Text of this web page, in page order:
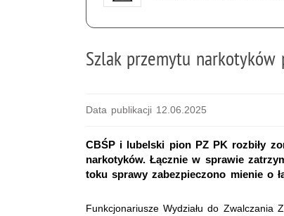
Szlak przemytu narkotyków
Data publikacji 12.06.2025
CBŚP i lubelski pion PZ PK rozbiły
narkotyków. Łącznie w sprawie
toku sprawy zabezpieczono mienie o
Funkcjonariusze Wydziału do Zwalczania